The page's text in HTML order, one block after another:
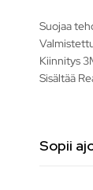
Suojaa
Kiinnitys
Sisältää
Sopii